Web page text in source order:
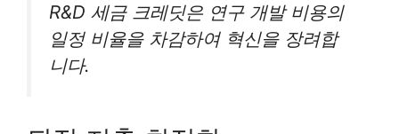
R&D 세금 크레딧은 연구 개발 비용의
일정 비율을 차감하여 혁신을 장려합
니다.